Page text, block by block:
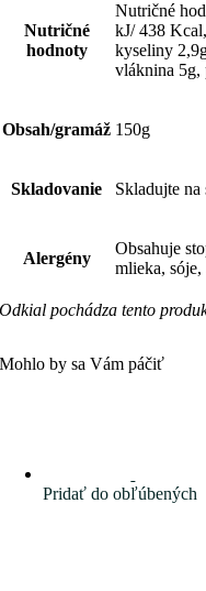
Nutričné
hodnoty
Nutričné
kJ/ 438
kyseliny
vláknina 5g,
Obsah/gramáž 150g
Skladovanie Skladujte na
Alergény
Obsahuje
mlieka, sóje,
Odkial pochádza tento
Mohlo by sa Vám páčiť
Pridať do obľúbených